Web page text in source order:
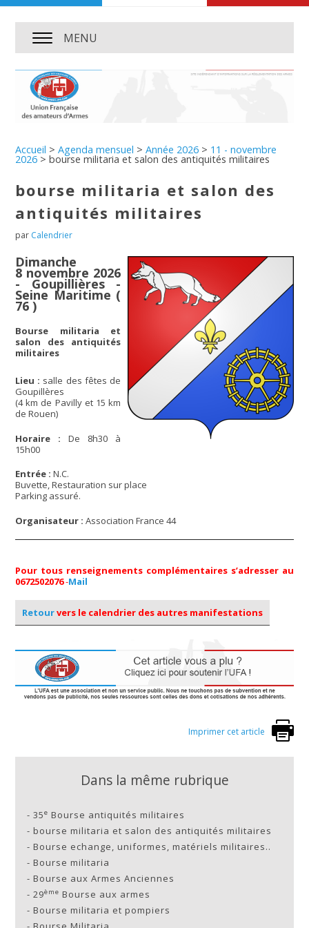
MENU
Accueil >Agenda mensuel >Année 2026 > 11 - novembre
2026 >bourse militaria et salon des antiquités militaires
bourse militaria et salon des
antiquités militaires
par Calendrier
Dimanche
8 novembre 2026
- Goupillières -
Seine Maritime (
76 )
Bourse militaria et
salon des antiquités
militaires
Lieu : salle des fêtes de
Goupillères
(4 km de Pavilly et 15 km
de Rouen)
Horaire : De 8h30 à
15h00
Entrée : N.C.
Buvette, Restauration sur place
Parking assuré.
Organisateur : Association France 44
Pour tous renseignements complémentaires s’adresser au
0672502076-Mail
Retourvers le calendrier des autres manifestations
Imprimer cet article
Dans la même rubrique
-35e Bourse antiquités militaires
-bourse militaria et salon des antiquités militaires
-Bourse echange, uniformes, matériels militaires..
-Bourse militaria
-Bourse aux Armes Anciennes
-29ème Bourse aux armes
-Bourse militaria et pompiers